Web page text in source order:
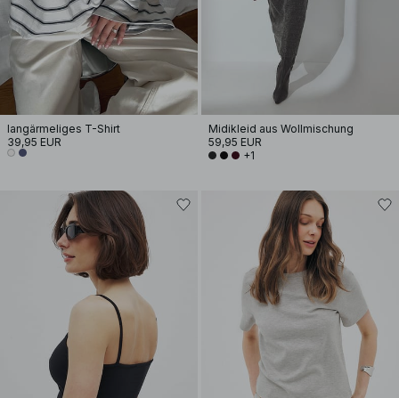
langärmeliges T-Shirt
39,95 EUR
Midikleid aus Wollmischung
59,95 EUR
+1